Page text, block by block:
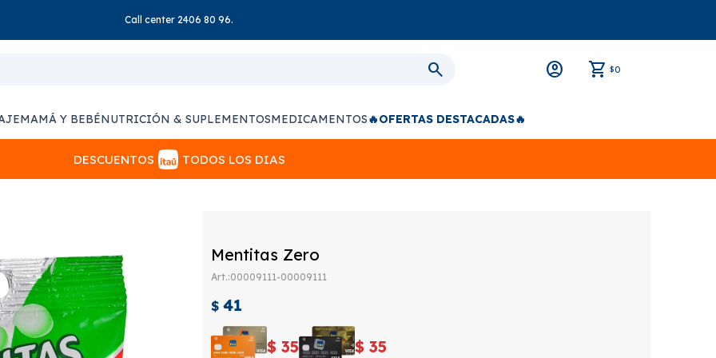
Call center 2406 80 96.
$0
MAMÁ Y BEBÉNUTRICIÓN & SUPLEMENTOSMEDICAMENTOS🔥OFERTAS DESTACADAS🔥
DESCUENTOS TODOS LOS DIAS
Mentitas Zero
00009111-00009111
$ 41
$ 35 $ 35